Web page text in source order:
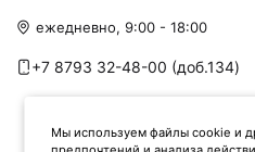
ежедневно, 9:00 - 18:00
+7 8793 32-48-00 (доб.134)
Мы используем файлы cookie и